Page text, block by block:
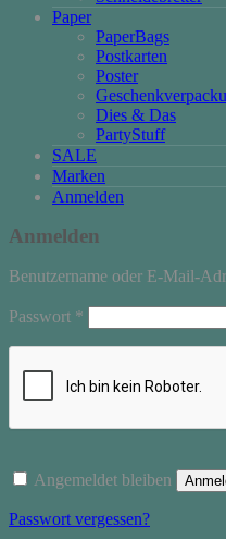
Paper
PaperBags
Postkarten
Poster
Dies & Das
PartyStuff
SALE
Marken
Anmelden
Anmelden
Benutzername oder E-Mail-
Passwort *
Angemeldet bleiben
Passwort vergessen?